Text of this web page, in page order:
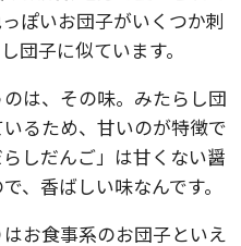
ぽいお団子がいくつか刺
団子に似ています。
は、その味。みたらし団
るため、甘いのが特徴で
しだんご」は甘くない醤
、香ばしい味なんです。
お食事系のお団子といえ